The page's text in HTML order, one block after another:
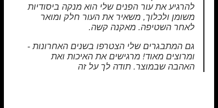
להרגיע את עור הפנים שלי הוא מנקה ביסודיות
משומן ולכלוך, משאיר את העור חלק ומואר
לאחר השטיפה. מאקנה קשה.
גם המתבגרים שלי הצטרפו בשנים האחרונות -
ומרוצים מאוד! מרגישים את האיכות ואת
האהבה שבמוצר. תודה לך על זה